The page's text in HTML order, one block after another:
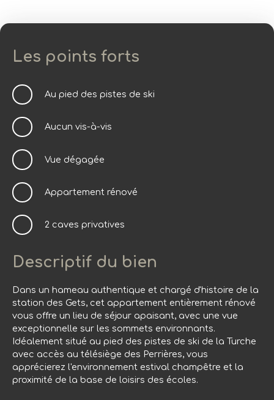
Les points forts
Au pied des pistes de ski
Aucun vis-à-vis
Vue dégagée
Appartement rénové
2 caves privatives
Descriptif du bien
Dans un hameau authentique et chargé d'histoire de la
station des Gets, cet appartement entièrement rénové
vous offre un lieu de séjour apaisant, avec une vue
exceptionnelle sur les sommets environnants.
Idéalement situé au pied des pistes de ski de la Turche
avec accès au télésiège des Perrières, vous
apprécierez l'environnement estival champêtre et la
proximité de la base de loisirs des écoles.